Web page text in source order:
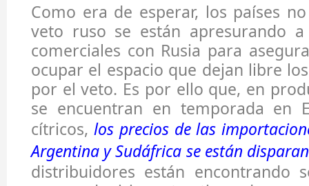
Como era de esperar, los países
veto ruso se están apresurando
comerciales con Rusia para
ocupar el espacio que dejan libre
por el veto. Es por ello que, en
se encuentran en temporada en
cítricos, los precios de las
Argentina y Sudáfrica se están
distribuidores están encontrando